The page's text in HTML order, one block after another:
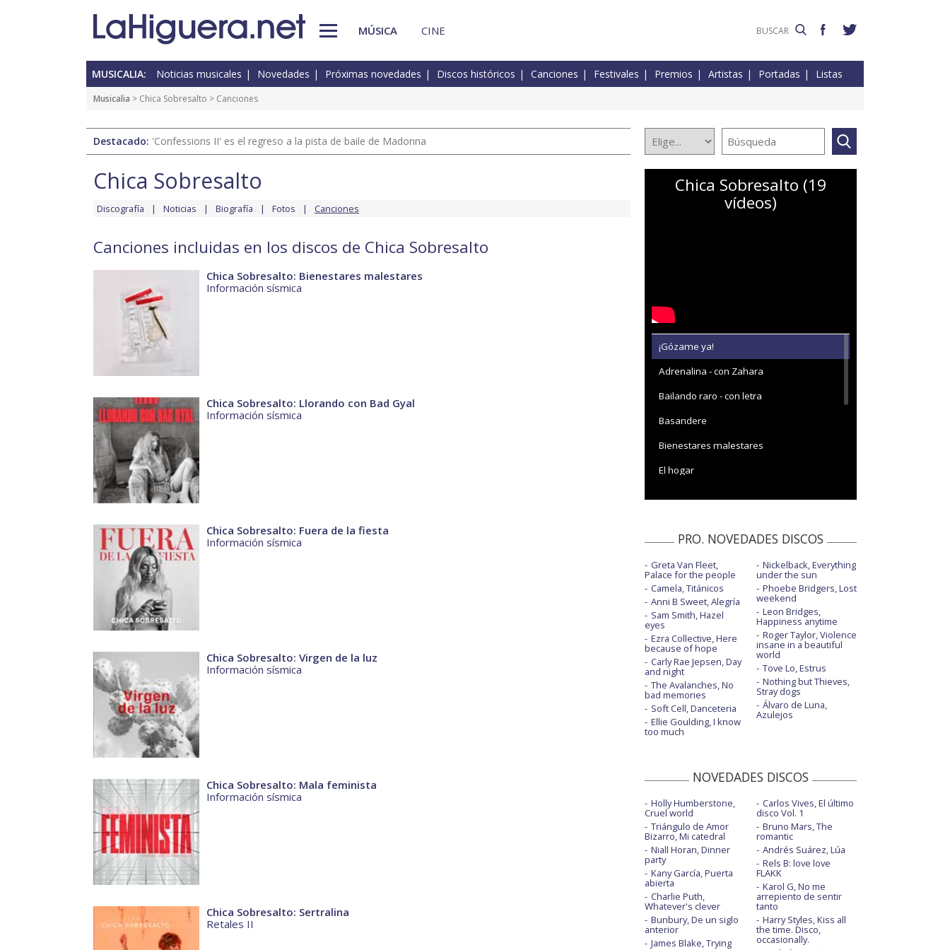
MÚSICA CINE
MUSICALIA: Noticias musicales Novedades Próximas novedades Discos históricos Canciones Festivales Premios Artistas Portadas Listas
Musicalia > Chica Sobresalto > Canciones
Destacado: 'Confessions II' es el regreso a la pista de baile de Madonna
Chica Sobresalto
Discografía Noticias Biografía Fotos Canciones
Canciones incluidas en los discos de Chica Sobresalto
Chica Sobresalto: Bienestares malestares
Información sísmica
Chica Sobresalto: Llorando con Bad Gyal
Información sísmica
Chica Sobresalto: Fuera de la fiesta
Información sísmica
Chica Sobresalto: Virgen de la luz
Información sísmica
Chica Sobresalto: Mala feminista
Información sísmica
Chica Sobresalto: Sertralina
Retales II
Chica Sobresalto (19
vídeos)
¡Gózame ya!
Adrenalina - con Zahara
Bailando raro - con letra
Basandere
Bienestares malestares
El hogar
La estrella
La monogamia - con Celia Becks - con
letra
La torre
Llorando con Bad Gyal
Mala feminista
Poquita cosa - con Veintiuno
Progesterona - con Beth
Selección natural
Tu nirvana - visualizer
Virgen de la luz
PRO. NOVEDADES DISCOS
Greta Van Fleet,
Palace for the people
Camela, Titánicos
Anni B Sweet, Alegría
Sam Smith, Hazel
eyes
Ezra Collective, Here
because of hope
Carly Rae Jepsen, Day
and night
The Avalanches, No
bad memories
Soft Cell, Danceteria
Ellie Goulding, I know
too much
Nickelback, Everything
under the sun
Phoebe Bridgers, Lost
weekend
Leon Bridges,
Happiness anytime
Roger Taylor, Violence
insane in a beautiful
world
Tove Lo, Estrus
Nothing but Thieves,
Stray dogs
Álvaro de Luna,
Azulejos
NOVEDADES DISCOS
Holly Humberstone,
Cruel world
Triángulo de Amor
Bizarro, Mi catedral
Niall Horan, Dinner
party
Kany García, Puerta
abierta
Charlie Puth,
Whatever's clever
Bunbury, De un siglo
anterior
James Blake, Trying
Carlos Vives, El último
disco Vol. 1
Bruno Mars, The
romantic
Andrés Suárez, Lúa
Rels B: love love
FLAKK
Karol G, No me
arrepiento de sentir
tanto
Harry Styles, Kiss all
the time. Disco,
occasionally.